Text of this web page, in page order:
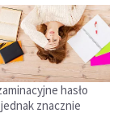
hasło
znacznie